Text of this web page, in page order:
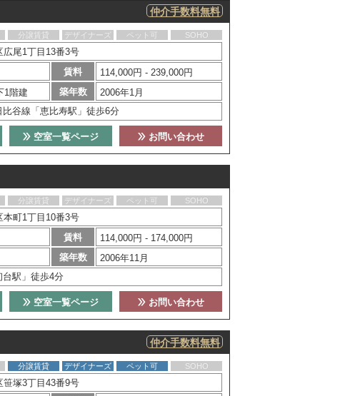
仲介手数料無料
分譲賃貸 デザイナーズ ペット可 SOHO
広尾1丁目13番3号
賃料
114,000円 - 239,000円
1階建 築年数
2006年1月
谷線「恵比寿駅」徒歩6分
お問い合わせ
空室一覧ページ
分譲賃貸 デザイナーズ ペット可 SOHO
本町1丁目10番3号
賃料
114,000円 - 174,000円
築年数
2006年11月
駅」徒歩4分
お問い合わせ
空室一覧ページ
仲介手数料無料
分譲賃貸 デザイナーズ ペット可 SOHO
笹塚3丁目43番9号